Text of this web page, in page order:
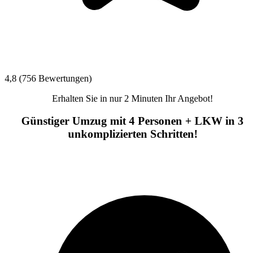
4,8 (756 Bewertungen)
Erhalten Sie in nur 2 Minuten Ihr Angebot!
Günstiger Umzug mit 4 Personen + LKW in 3
unkomplizierten Schritten!